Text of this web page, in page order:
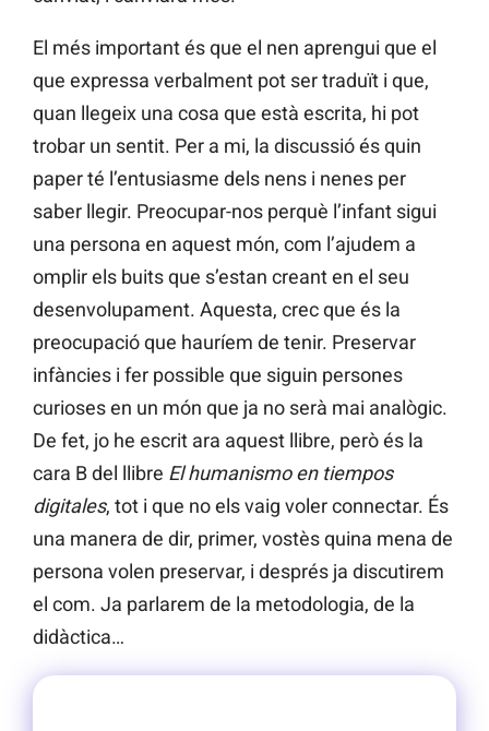
El més important és que el nen aprengui que el
que expressa verbalment pot ser traduït i que,
quan llegeix una cosa que està escrita, hi pot
trobar un sentit. Per a mi, la discussió és quin
paper té l’entusiasme dels nens i nenes per
saber llegir. Preocupar-nos perquè l’infant sigui
una persona en aquest món, com l’ajudem a
omplir els buits que s’estan creant en el seu
desenvolupament. Aquesta, crec que és la
preocupació que hauríem de tenir. Preservar
infàncies i fer possible que siguin persones
curioses en un món que ja no serà mai analògic.
De fet, jo he escrit ara aquest llibre, però és la
cara B del llibre El humanismo en tiempos
digitales, tot i que no els vaig voler connectar. És
una manera de dir, primer, vostès quina mena de
persona volen preservar, i després ja discutirem
el com. Ja parlarem de la metodologia, de la
didàctica…